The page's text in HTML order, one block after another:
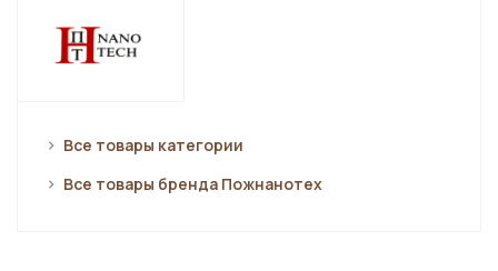
Все товары категории
Все товары бренда Пожнанотех